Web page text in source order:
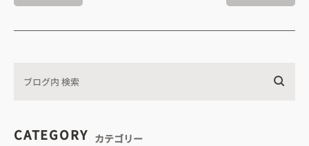
CATEGORY カテゴリー